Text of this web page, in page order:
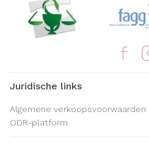
Juridische links
Algemene verkoopsvoorwaarden
ODR-platform